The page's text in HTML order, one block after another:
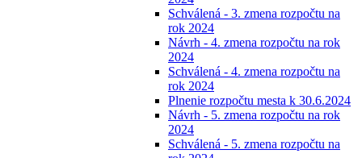
Schválená - 3. zmena rozpočtu na
rok 2024
Návrh - 4. zmena rozpočtu na rok
2024
Schválená - 4. zmena rozpočtu na
rok 2024
Plnenie rozpočtu mesta k 30.6.2024
Návrh - 5. zmena rozpočtu na rok
2024
Schválená - 5. zmena rozpočtu na